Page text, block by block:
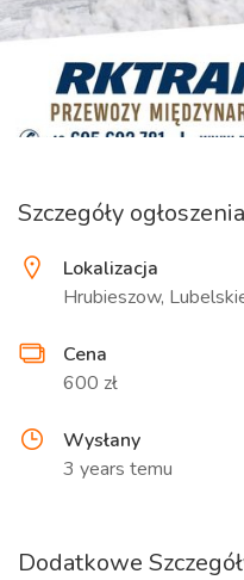
Szczegóły ogłoszenia
Lokalizacja
Hrubieszow,
Cena
600 zł
Wysłany
3 years temu
Dodatkowe